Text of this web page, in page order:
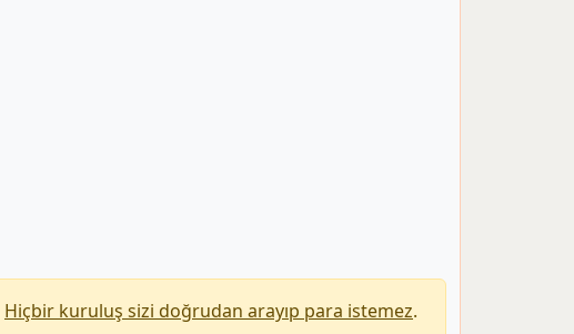
Hiçbir kuruluş sizi doğrudan arayıp para istemez.